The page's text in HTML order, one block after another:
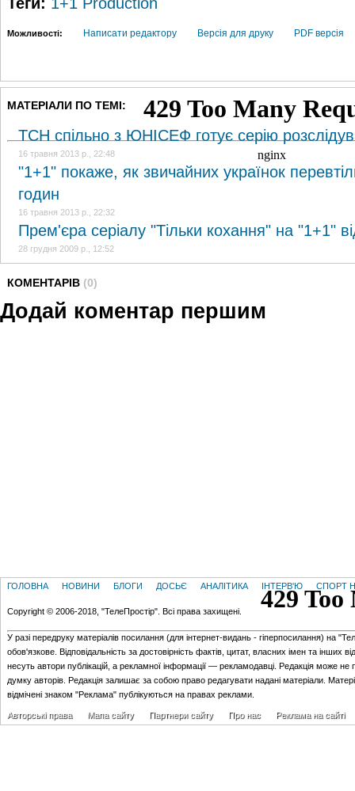
Можливості: Написати редактору Версія для друку PDF версія
МАТЕРІАЛИ ПО ТЕМІ:
ТСН спільно з ЮНІСЕФ готує серію
16 травня 2013 р., 22:48
"1+1" покаже, як звичайних українок
годин
16 травня 2013 р., 22:32
Прем'єра серіалу "Тільки кохання" на "1+1"
28 грудня 2009 р., 12:52
КОМЕНТАРІВ (0)
Додай коментар першим
ГОЛОВНА НОВИНИ БЛОГИ ДОСЬЄ АНАЛІТИКА ІНТЕРВ'Ю СПОРТ
Copyright © 2006-2018, "ТелеПростір". Всі права захищені.
У разі передруку матеріалів посилання (для iнтернет-видань - гiперпосилання) на
обов'язкове. Відповідальність за достовірність фактів, цитат, власних імен та інших
несуть автори публікацій, а рекламної інформації — рекламодавці. Редакція може не
думку авторів. Редакція залишає за собою право редагувати надані матеріали.
відмічені знаком "Реклама" публікуються на правах реклами.
Авторські права Мапа сайту Партнери сайту Про нас Реклама на сайті